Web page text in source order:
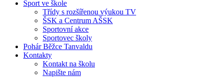
Sport ve škole
Třídy s rozšířenou výukou TV
ŠSK a Centrum AŠSK
Sportovní akce
Sportovec školy
Pohár Běžce Tanvaldu
Kontakty
Kontakt na školu
Napište nám